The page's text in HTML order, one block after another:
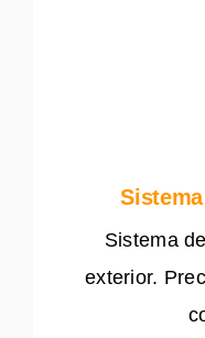
Sistema
exterior.